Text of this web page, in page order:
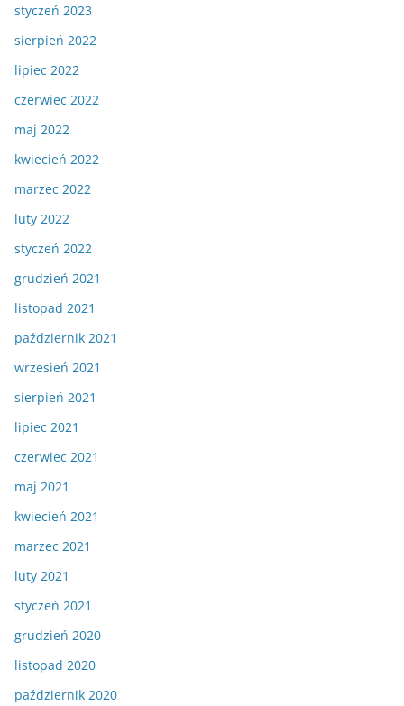
styczeń 2023
sierpień 2022
lipiec 2022
czerwiec 2022
maj 2022
kwiecień 2022
marzec 2022
luty 2022
styczeń 2022
grudzień 2021
listopad 2021
październik 2021
wrzesień 2021
sierpień 2021
lipiec 2021
czerwiec 2021
maj 2021
kwiecień 2021
marzec 2021
luty 2021
styczeń 2021
grudzień 2020
listopad 2020
październik 2020